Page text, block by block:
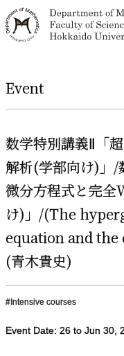
Event
数学特別講義Ⅱ 「
解析(学部向け)」 /
微分方程式と完全
け)」 /(The
equation and the
(青木貴史)
Intensive courses
Event Date: 26 to Jun 30,